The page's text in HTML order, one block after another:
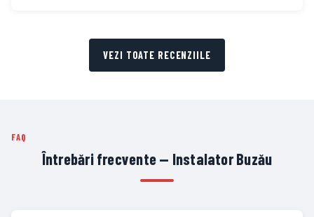
VEZI TOATE RECENZIILE
FAQ
Întrebări frecvente — Instalator Buzău